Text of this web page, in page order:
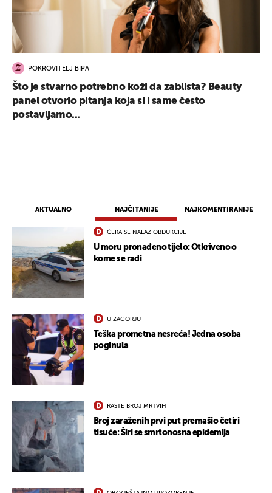
AKTUALNO NAJČITANIJE NAJKOMENTIRANIJE
ČEKA SE NALAZ OBDUKCIJE
U moru pronađeno tijelo: Otkriveno o
kome se radi
U ZAGORJU
Teška prometna nesreća! Jedna osoba
poginula
RASTE BROJ MRTVIH
Broj zaraženih prvi put premašio četiri
tisuće: Širi se smrtonosna epidemija
POKROVITELJ BIPA
Što je stvarno potrebno koži da zablista? Beauty
panel otvorio pitanja koja si i same često
postavljamo...